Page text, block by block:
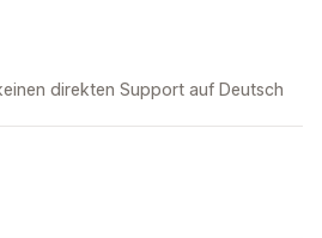
direkten Support auf Deutsch